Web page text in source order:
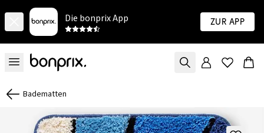
Die bonprix App Zur App
Badematten